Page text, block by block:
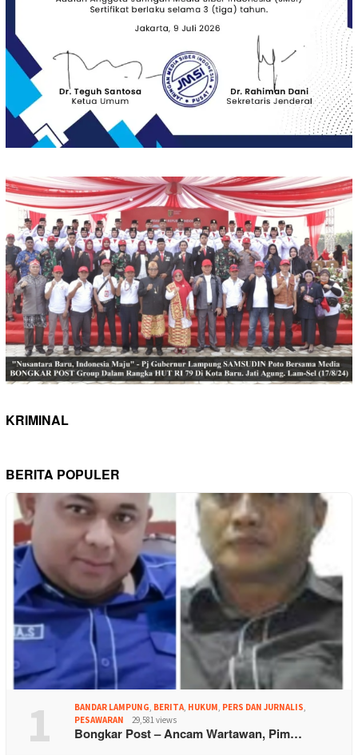
KRIMINAL
BERITA POPULER
1 BANDAR LAMPUNG, BERITA, HUKUM, PERS DAN JURNALIS,
PESAWARAN
29,581 views
Bongkar Post – Ancam Wartawan, Pim…